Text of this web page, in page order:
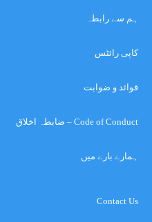
ہم سے رابطہ
کاپی رائٹس
قوائد و ضوابت
Code of Conduct – ضابطہ اخلاق
ہمارے بارے میں
Contact Us